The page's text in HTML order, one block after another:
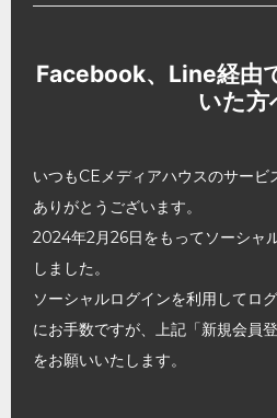
Facebook、Line経由
いた方
いつもCEメディアハウスのサービ
ありがとうございます。
2024年2月26日をもってソーシャ
しました。
ソーシャルログインを利用してロ
にお手数ですが、上記「新規会員
をお願いいたします。